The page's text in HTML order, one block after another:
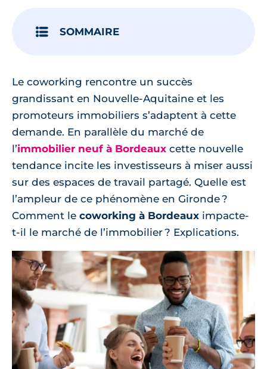
SOMMAIRE
Le coworking rencontre un succès
grandissant en Nouvelle-Aquitaine et les
promoteurs immobiliers s’adaptent à cette
demande. En parallèle du marché de
l’immobilier neuf à Bordeaux cette nouvelle
tendance incite les investisseurs à miser aussi
sur des espaces de travail partagé. Quelle est
l’ampleur de ce phénomène en Gironde ?
Comment le coworking à Bordeaux impacte-
t-il le marché de l’immobilier ? Explications.